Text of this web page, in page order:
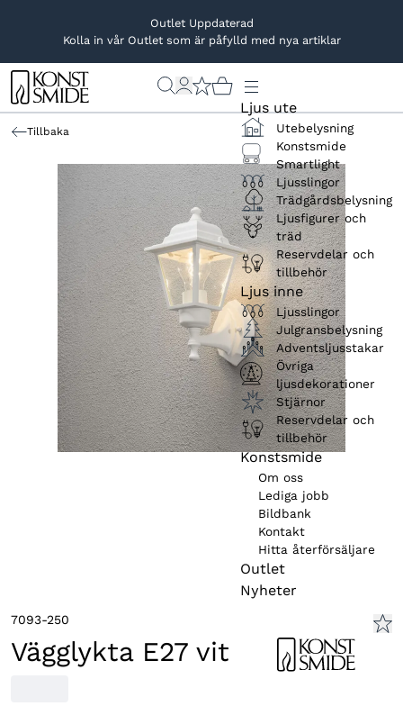
Outlet Uppdaterad
Kolla in vår Outlet som är påfylld med nya artiklar
Ljus ute
Utebelysning
Konstsmide
Smartlight
Ljusslingor
Trädgårdsbelysning
Ljusfigurer och
träd
Reservdelar och
tillbehör
Ljus inne
Ljusslingor
Julgransbelysning
Adventsljusstakar
Övriga
ljusdekorationer
Stjärnor
Reservdelar och
tillbehör
Konstsmide
Om oss
Lediga jobb
Bildbank
Kontakt
Hitta återförsäljare
Outlet
Nyheter
Tillbaka
7093-250
Vägglykta E27 vit